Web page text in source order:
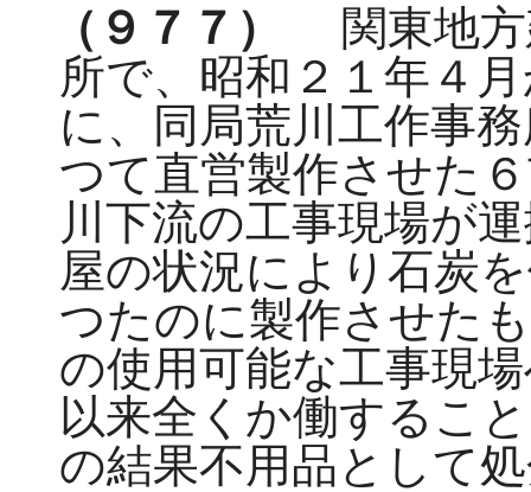
（９７７）
関東地方
所で、昭和２１年４
に、同局荒川工作事
つて直営製作させた
川下流の工事現場が
屋の状況により石炭
つたのに製作させた
の使用可能な工事現
以来全くか働するこ
の結果不用品として